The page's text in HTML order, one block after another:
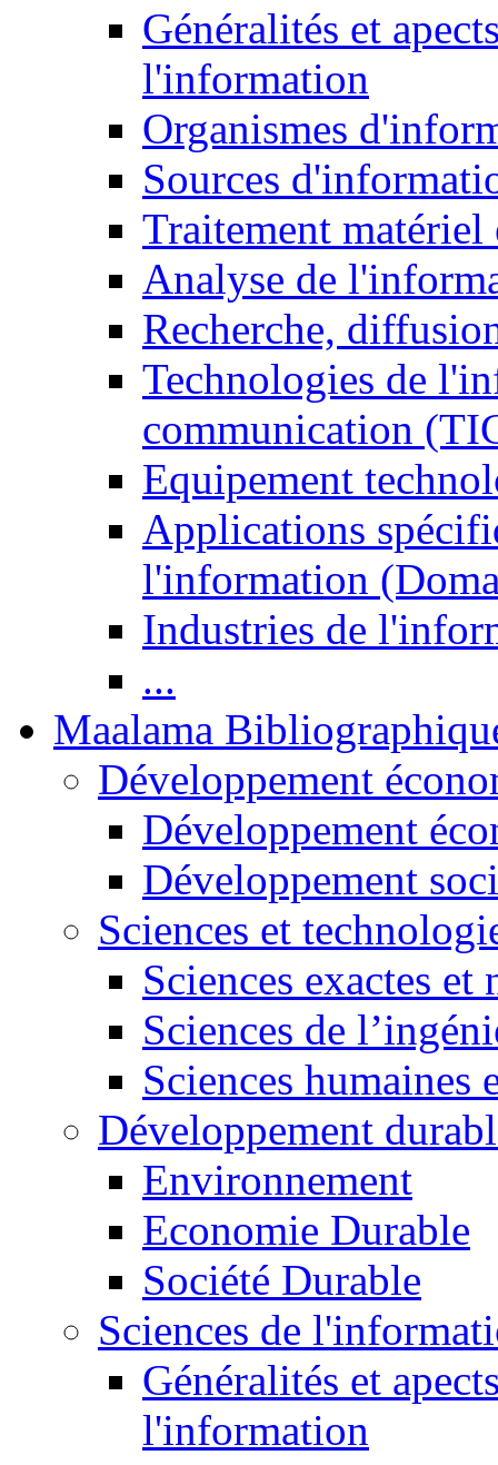
Généralités et
l'information
Organismes
Sources
Traitement matériel
Analyse de
Recherche,
Technologies de
communication
Equipement
Applications
l'information
Industries de
...
Maalama
Développement
Développement
Développement
Sciences et
Sciences exactes et
Sciences de
Sciences humaines
Développement
Environnement
Economie Durable
Société Durable
Sciences de
Généralités et
l'information